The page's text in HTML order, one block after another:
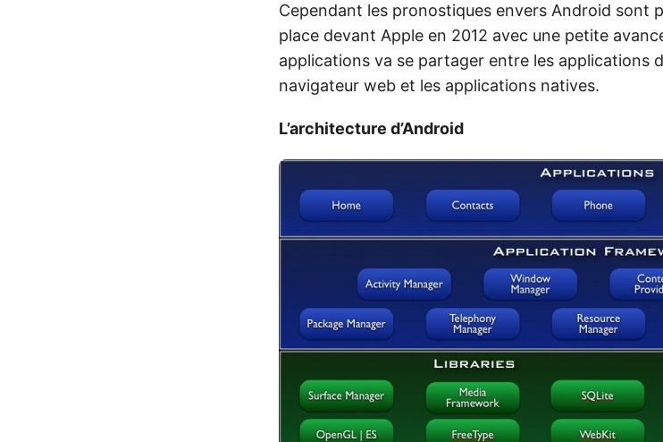
Cependant les pronostiques envers Android sont
place devant Apple en 2012 avec une petite
applications va se partager entre les applications
navigateur web et les applications natives.
L’architecture d’Android